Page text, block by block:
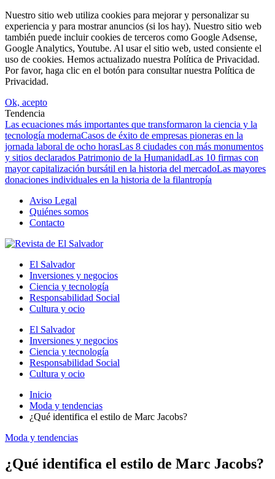
Nuestro sitio web utiliza cookies para mejorar y personalizar su
experiencia y para mostrar anuncios (si los hay). Nuestro sitio web
también puede incluir cookies de terceros como Google Adsense,
Google Analytics, Youtube. Al usar el sitio web, usted consiente el
uso de cookies. Hemos actualizado nuestra Política de Privacidad.
Por favor, haga clic en el botón para consultar nuestra Política de
Privacidad.
Ok, acepto
Tendencia
Las ecuaciones más importantes que transformaron la ciencia y la
tecnología modernaCasos de éxito de empresas pioneras en la
jornada laboral de ocho horasLas 8 ciudades con más monumentos
y sitios declarados Patrimonio de la HumanidadLas 10 firmas con
mayor capitalización bursátil en la historia del mercadoLas mayores
donaciones individuales en la historia de la filantropía
Aviso Legal
Quiénes somos
Contacto
El Salvador
Inversiones y negocios
Ciencia y tecnología
Responsabilidad Social
Cultura y ocio
El Salvador
Inversiones y negocios
Ciencia y tecnología
Responsabilidad Social
Cultura y ocio
Inicio
Moda y tendencias
¿Qué identifica el estilo de Marc Jacobs?
Moda y tendencias
¿Qué identifica el estilo de Marc Jacobs?